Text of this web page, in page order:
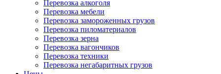
Перевозка алкоголя
Перевозка мебели
Перевозка замороженных грузов
Перевозка пиломатериалов
Перевозка зерна
Перевозка вагончиков
Перевозка техники
Перевозка негабаритных грузов